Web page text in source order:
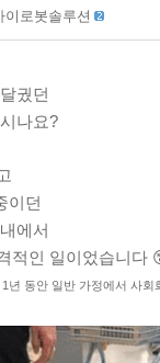
이로봇솔루션
궜던
나요?
이던
에서
적인 일이었습니다
년 동안 일반 가정에서 사회